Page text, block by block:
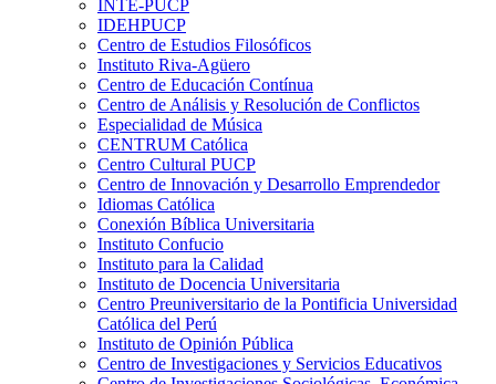
INTE-PUCP
IDEHPUCP
Centro de Estudios Filosóficos
Instituto Riva-Agüero
Centro de Educación Contínua
Centro de Análisis y Resolución de Conflictos
Especialidad de Música
CENTRUM Católica
Centro Cultural PUCP
Centro de Innovación y Desarrollo Emprendedor
Idiomas Católica
Conexión Bíblica Universitaria
Instituto Confucio
Instituto para la Calidad
Instituto de Docencia Universitaria
Centro Preuniversitario de la Pontificia Universidad
Católica del Perú
Instituto de Opinión Pública
Centro de Investigaciones y Servicios Educativos